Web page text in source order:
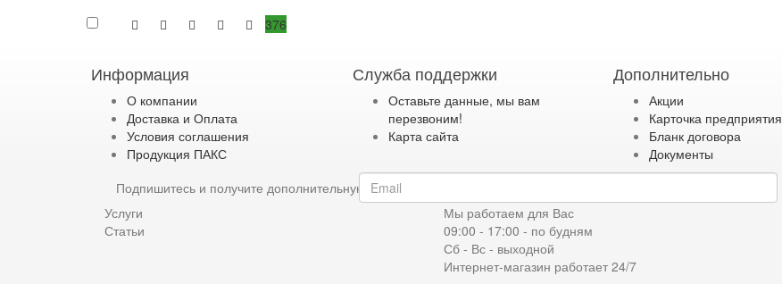
376
Информация
О компании
Доставка и Оплата
Условия соглашения
Продукция ПАКС
Служба поддержки
Оставьте данные, мы вам
перезвоним!
Карта сайта
Дополнительно
Акции
Карточка предприятия
Бланк договора
Документы
Подпишитесь и получите дополнительную скидку
Услуги
Статьи
Мы работаем для Вас
09:00 - 17:00 - по будням
Сб - Вс - выходной
Интернет-магазин работает 24/7